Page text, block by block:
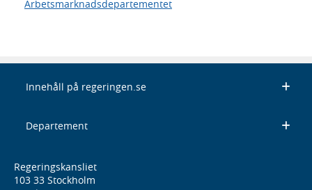
Arbetsmarknadsdepartementet
Innehåll på regeringen.se
Departement
Regeringskansliet
103 33 Stockholm